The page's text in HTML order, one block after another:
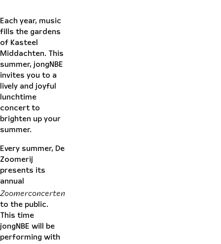
Each year, music
fills the gardens
of Kasteel
Middachten. This
summer, jongNBE
invites you to a
lively and joyful
lunchtime
concert to
brighten up your
summer.
Every summer, De
Zoomerij
presents its
annual
Zoomerconcerten
to the public.
This time
jongNBE will be
performing with